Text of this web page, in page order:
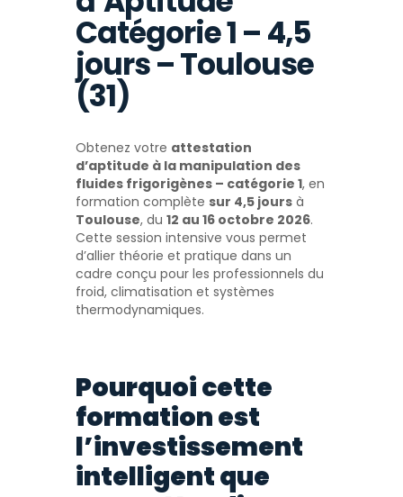
Catégorie 1 – 4,5
jours – Toulouse
(31)
Obtenez votre attestation
d’aptitude à la manipulation des
fluides frigorigènes – catégorie 1, en
formation complète sur 4,5 jours à
Toulouse, du 12 au 16 octobre 2026.
Cette session intensive vous permet
d’allier théorie et pratique dans un
cadre conçu pour les professionnels du
froid, climatisation et systèmes
thermodynamiques.
Pourquoi cette
formation est
l’investissement
intelligent que